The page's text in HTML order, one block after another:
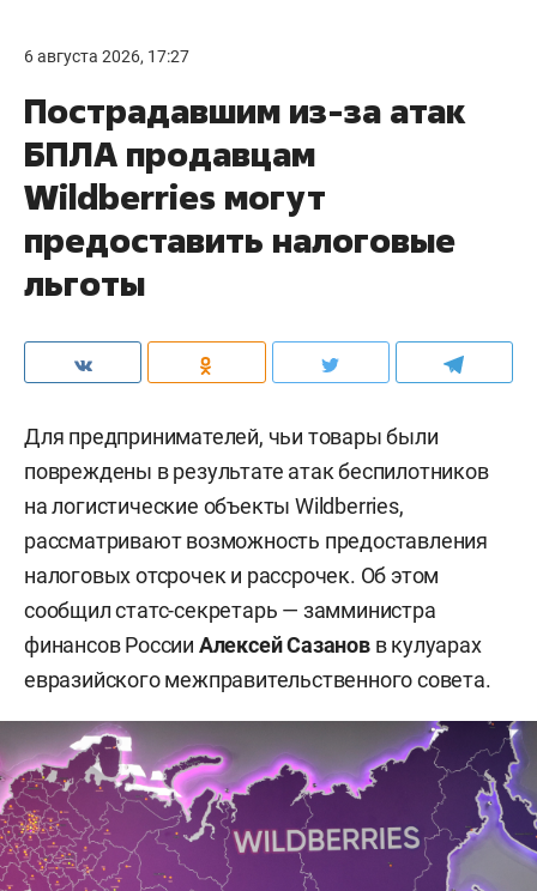
6 августа 2026, 17:27
Пострадавшим из-за атак
БПЛА продавцам
Wildberries могут
предоставить налоговые
льготы
Для предпринимателей, чьи товары были
повреждены в результате атак беспилотников
на логистические объекты Wildberries,
рассматривают возможность предоставления
налоговых отсрочек и рассрочек. Об этом
сообщил статс-секретарь — замминистра
финансов России Алексей Сазановв кулуарах
евразийского межправительственного совета.